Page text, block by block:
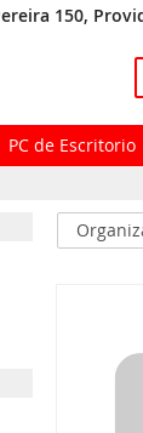
150,
PC de Escritorio